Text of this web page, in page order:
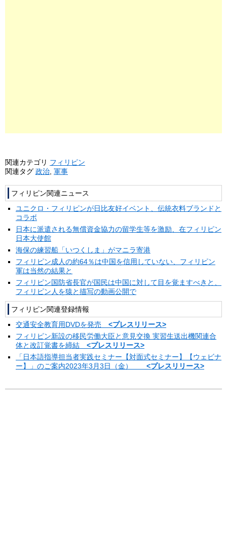
関連カテゴリ フィリピン
関連タグ 政治 軍事
フィリピン関連ニュース
ユニクロ・フィリピンが日比友好イベント、伝統衣料ブランドと
コラボ
日本に派遣される無償資金協力の留学生等を激励、在フィリピン
日本大使館
海保の練習船「いつくしま」がマニラ寄港
フィリピン成人の約64％は中国を信用していない、フィリピン
軍は当然の結果と
フィリピン国防省長官が国民は中国に対して目を覚ますべきと、
フィリピン人を猿と描写の動画公開で
フィリピン関連登録情報
交通安全教育用DVDを発売 <プレスリリース>
フィリピン新設の移民労働大臣と意見交換 実習生送出機関連合
体と改訂覚書を締結 <プレスリリース>
「日本語指導担当者実践セミナー【対面式セミナー】【ウェビナ
ー】」のご案内2023年3月3日（金） <プレスリリース>